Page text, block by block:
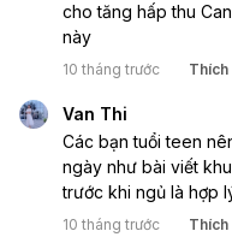
cho tăng hấp thu
này
10 tháng trước Thích
Van Thi
Các bạn tuổi teen
ngày như bài viết
trước khi ngủ là hợp
10 tháng trước Thích